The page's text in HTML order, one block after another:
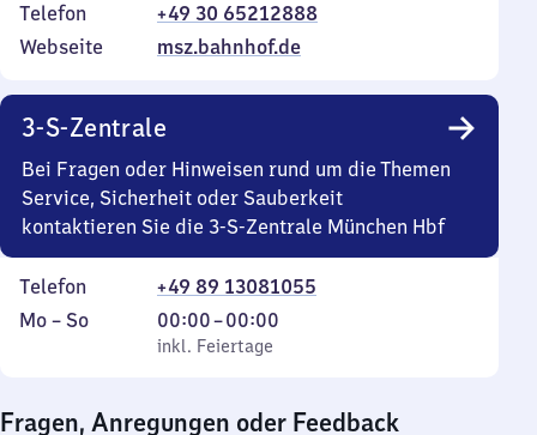
Telefon
+49 30 65212888
Webseite
msz.bahnhof.de
3-S-Zentrale
Bei Fragen oder Hinweisen rund um die Themen
Service, Sicherheit oder Sauberkeit
kontaktieren Sie die 3-S-Zentrale München Hbf
Telefon
+49 89 13081055
Montag
Mo – So,
inkl. Feiertage
00:00–00:00
Von
0
inkl. Feiertage
Fragen, Anregungen oder Feedback